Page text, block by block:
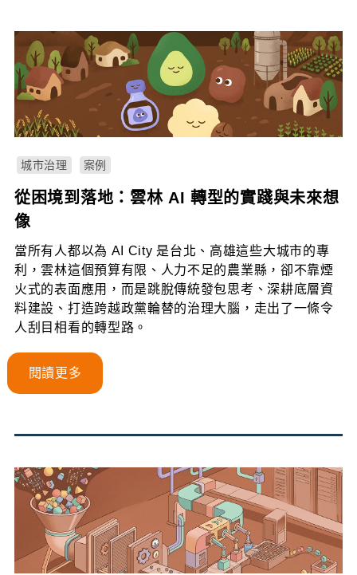
城市治理 案例
從困境到落地：雲林 AI 轉型的實踐與未來想
像
當所有人都以為 AI City 是台北、高雄這些大城市的專
利，雲林這個預算有限、人力不足的農業縣，卻不靠煙
火式的表面應用，而是跳脫傳統發包思考、深耕底層資
料建設、打造跨越政黨輪替的治理大腦，走出了一條令
人刮目相看的轉型路。
閱讀更多